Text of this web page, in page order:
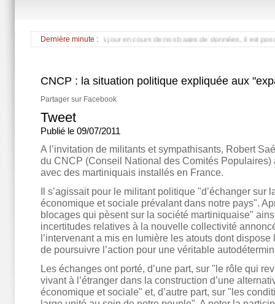
Dernière minute :
Guadeloupe *** Mise à jour en cours de nos bases de données, il est
CNCP : la situation politique expliquée aux
Partager sur Facebook
Tweet
Publié le 09/07/2011
A l’invitation de militants et sympathisants, Robert
du CNCP (Conseil National des Comités Populaires)
avec des martiniquais installés en France.
Il s’agissait pour le militant politique "d’échanger sur
économique et sociale prévalant dans notre pays".
blocages qui pèsent sur la société martiniquaise"
incertitudes relatives à la nouvelle collectivité
l’intervenant a mis en lumière les atouts dont
de poursuivre l’action pour une véritable
Les échanges ont porté, d’une part, sur "le rôle qui
vivant à l’étranger dans la construction d’une
économique et sociale" et, d’autre part, sur "les